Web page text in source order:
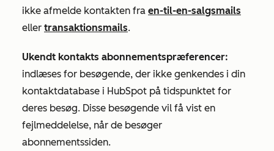
ikke afmelde kontakten fra en-til-en-salgsmails
eller transaktionsmails.
Ukendt kontakts abonnementspræferencer:
indlæses for besøgende, der ikke genkendes i din
kontaktdatabase i HubSpot på tidspunktet for
deres besøg. Disse besøgende vil få vist en
fejlmeddelelse, når de besøger
abonnementssiden.